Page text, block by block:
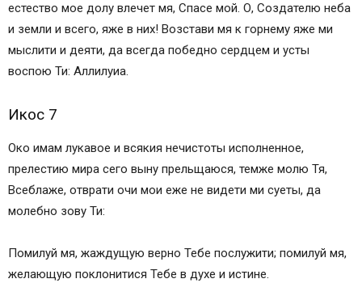
естество мое долу влечет мя, Спасе мой. О, Создателю неба
и земли и всего, яже в них! Возстави мя к горнему яже ми
мыслити и деяти, да всегда победно сердцем и усты
воспою Ти: Аллилуиа.
Икос 7
Око имам лукавое и всякия нечистоты исполненное,
прелестию мира сего выну прельщаюся, темже молю Тя,
Всеблаже, отврати очи мои еже не видети ми суеты, да
молебно зову Ти:
Помилуй мя, жаждущую верно Тебе послужити; помилуй мя,
желающую поклонитися Тебе в духе и истине.